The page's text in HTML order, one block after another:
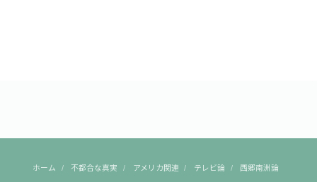
ホーム 不都合な真実 アメリカ関連 テレビ論 西郷南洲論